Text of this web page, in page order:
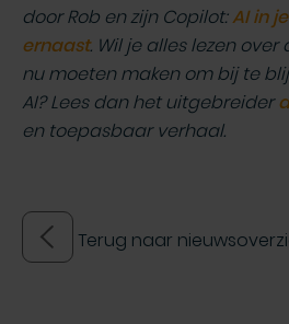
door Rob en zijn Copilot:AI in
ernaast. Wil je alles lezen over
nu moeten maken om bij te
AI? Lees dan het uitgebreider
en toepasbaar verhaal.
Terug naar